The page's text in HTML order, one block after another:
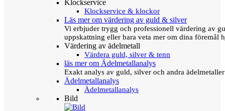
Klockservice
Klockservice & klockor
Läs mer om värdering av guld & silver
Vi erbjuder trygg och professionell värdering av
uppskattning eller bara veta mer om dina föremål
Värdering av ädelmetall
Värdera guld, silver & tenn
läs mer om Ädelmetallanalys
Exakt analys av guld, silver och andra
Ädelmetallanalys
Ädelmetallanalys
Bild